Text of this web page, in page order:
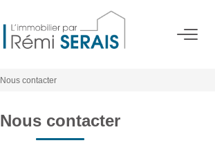
Nous contacter
Nous contacter